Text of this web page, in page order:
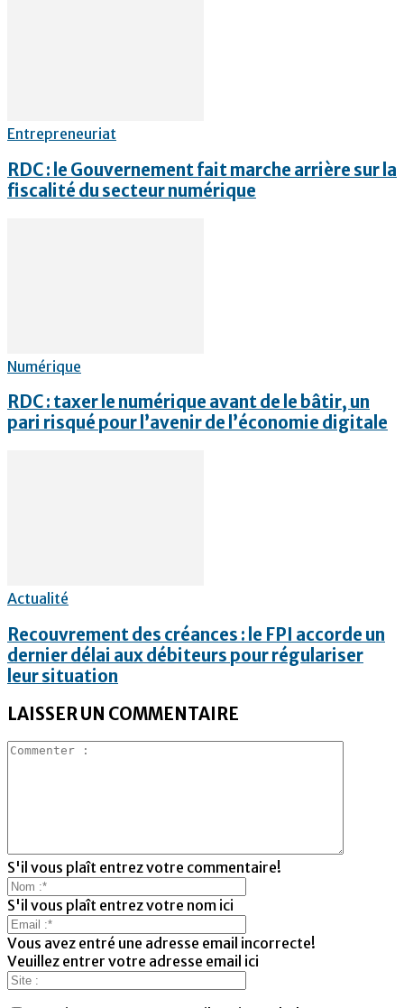
Entrepreneuriat
RDC : le Gouvernement fait marche arrière sur la
fiscalité du secteur numérique
Numérique
RDC : taxer le numérique avant de le bâtir, un
pari risqué pour l’avenir de l’économie digitale
Actualité
Recouvrement des créances : le FPI accorde un
dernier délai aux débiteurs pour régulariser
leur situation
LAISSER UN COMMENTAIRE
S'il vous plaît entrez votre commentaire!
S'il vous plaît entrez votre nom ici
Vous avez entré une adresse email incorrecte!
Veuillez entrer votre adresse email ici